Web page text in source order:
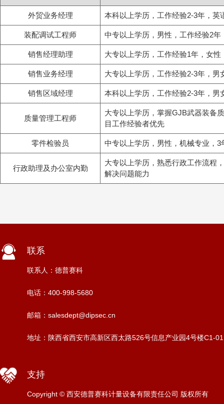
外贸业务经理 本科以上学历，工作经验2-3年，
装配调试工程师 中专以上学历，男性，工作经验2
销售经理助理 大专以上学历，工作经验1年，女
销售业务经理 大专以上学历，工作经验2-3年，
销售区域经理 本科以上学历，工作经验2-3年，
质量管理工程师
大专以上学历，掌握GJB武器装备
目工作经验者优先
零件检验员 中专以上学历，男性，机械专业，
行政助理及办公室内勤
大专以上学历，熟悉行政工作流程
解决问题能力
联系
联系人：德普赛科
电话：400-998-5680
邮箱：salesdept@dipsec.cn
地址：陕西省西安市高新区西太路526号信息产业园4号楼C1-01
支持
Copyright © 西安德普赛科计量设备有限责任公司 版权所有